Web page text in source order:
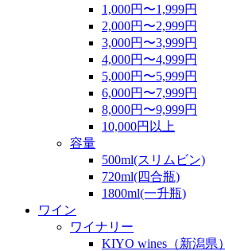
1,000円〜1,999円
2,000円〜2,999円
3,000円〜3,999円
4,000円〜4,999円
5,000円〜5,999円
6,000円〜7,999円
8,000円〜9,999円
10,000円以上
容量
500ml(スリムビン)
720ml(四合瓶)
1800ml(一升瓶)
ワイン
ワイナリー
KIYO wines（新潟県）